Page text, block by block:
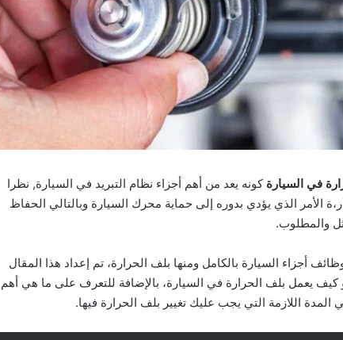
في السيارة كونه يعد من أهم أجزاء نظام التبريد في السيارة, نظرا
الأمر الذي يؤدي بدوره إلى حماية محرك السيارة وبالتالي الحفاظ
والمطلوب.
أجزاء السيارة بالكامل ومنها بلف الحرارة، تم إعداد هذا المقال
كيف يعمل بلف الحرارة في السيارة، بالإضافة للتعرف على ما هي أهم
اللازمة التي يجب عليك تغيير بلف الحرارة فيها.